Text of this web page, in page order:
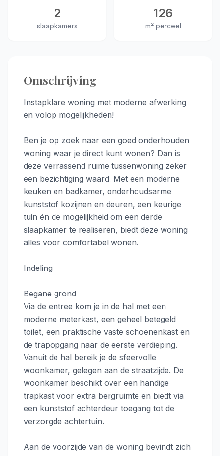
2
slaapkamers
126
m² perceel
Omschrijving
Instapklare woning met moderne afwerking
en volop mogelijkheden!
Ben je op zoek naar een goed onderhouden
woning waar je direct kunt wonen? Dan is
deze verrassend ruime tussenwoning zeker
een bezichtiging waard. Met een moderne
keuken en badkamer, onderhoudsarme
kunststof kozijnen en deuren, een keurige
tuin én de mogelijkheid om een derde
slaapkamer te realiseren, biedt deze woning
alles voor comfortabel wonen.
Indeling
Begane grond
Via de entree kom je in de hal met een
moderne meterkast, een geheel betegeld
toilet, een praktische vaste schoenenkast en
de trapopgang naar de eerste verdieping.
Vanuit de hal bereik je de sfeervolle
woonkamer, gelegen aan de straatzijde. De
woonkamer beschikt over een handige
trapkast voor extra bergruimte en biedt via
een kunststof achterdeur toegang tot de
verzorgde achtertuin.
Aan de voorzijde van de woning bevindt zich